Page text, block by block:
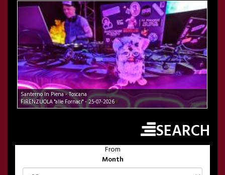
Santerno In Piena - Toscana
FIRENZUOLA "alle Fornaci" - 25-07-2026
SEARCH
From
Month